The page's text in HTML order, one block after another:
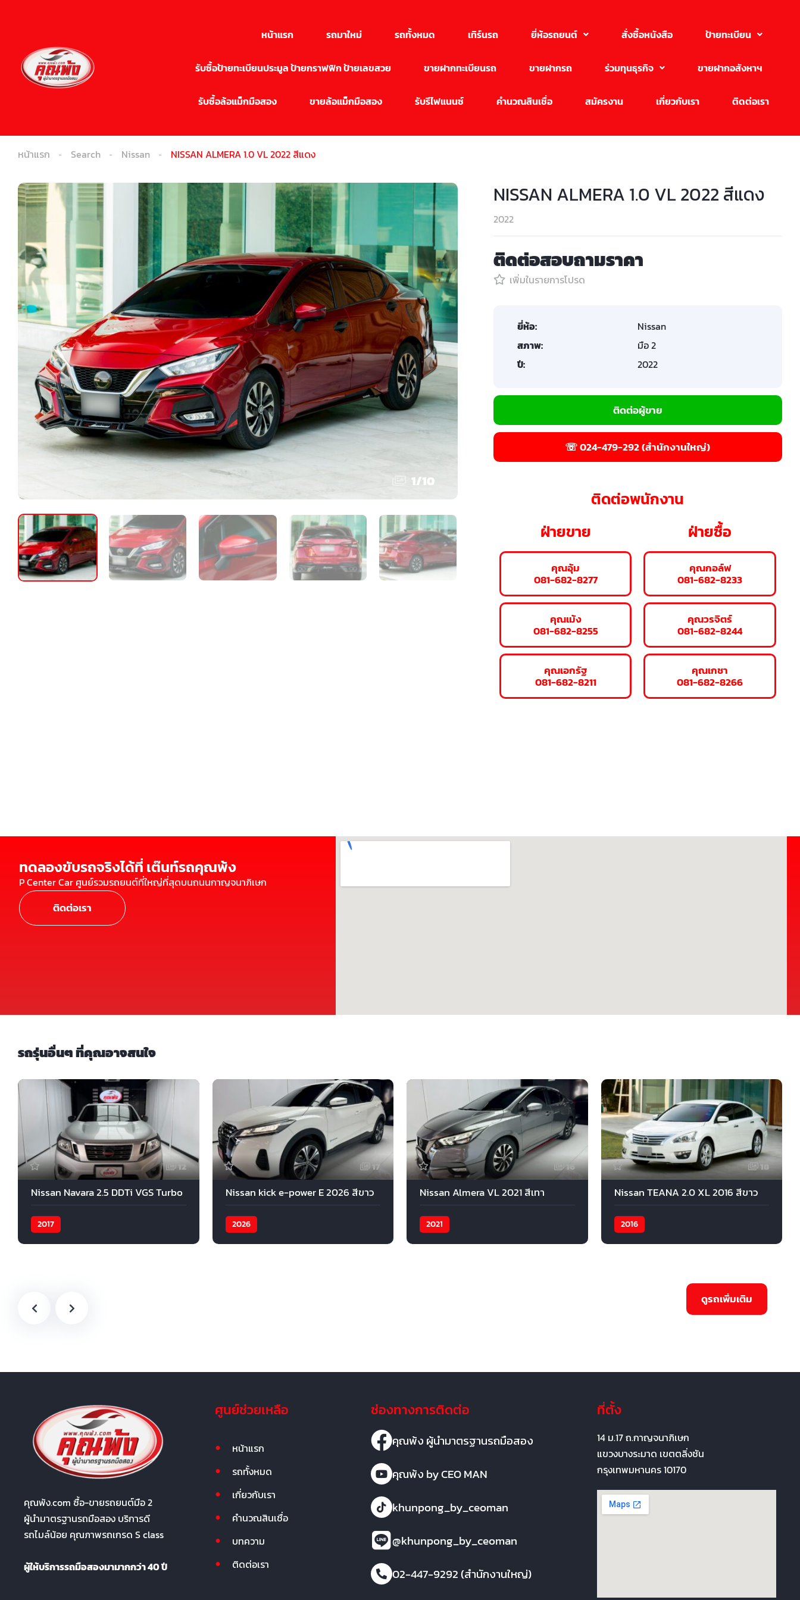
หน้าแรก รถมาใหม่ รถทั้งหมด เทิร์นรถ ยี่ห้อรถยนต์ สั่งซื้อหนังสือ ป้ายทะเบียน
รับซื้อป้ายทะเบียนประมูล ป้ายกราฟฟิก ป้ายเลขสวย ขายฝากทะเบียนรถ ขายฝากรถ ร่วมทุนธุรกิจ ขายฝากอสังหาฯ
รับซื้อล้อแม็กมือสอง ขายล้อแม็กมือสอง รับรีไฟแนนซ์ คำนวณสินเชื่อ สมัครงาน เกี่ยวกับเรา ติดต่อเรา
หน้าแรก Search Nissan NISSAN ALMERA 1.0 VL 2022 สีแดง
1/10
NISSAN ALMERA 1.0 VL 2022 สีแดง
2022
ติดต่อสอบถามราคา
เพิ่มในรายการโปรด
ยี่ห้อ:
Nissan
สภาพ:
มือ 2
ปี:
2022
ติดต่อผู้ขาย
☏ 024-479-292 (สำนักงานใหญ่)
ติดต่อพนักงาน
ฝ่ายขาย
คุณอุ้ม
081-682-8277
คุณเม้ง
081-682-8255
คุณเอกรัฐ
081-682-8211
ฝ่ายซื้อ
คุณกอล์ฟ
081-682-8233
คุณวรจิตร์
081-682-8244
คุณเกชา
081-682-8266
ทดลองขับรถจริงได้ที่ เต๊นท์รถคุณพ้ง
P Center Car ศูนย์รวมรถยนต์ที่ใหญ่ที่สุดบนถนนกาญจนาภิเษก
ติดต่อเรา
รถรุ่นอื่นๆ ที่คุณอาจสนใจ
12
Nissan Navara 2.5 DDTi VGS Turbo
2017
17
Nissan kick e-power E 2026 สีขาว
2026
16
Nissan Almera VL 2021 สีเทา
2021
18
Nissan TEANA 2.0 XL 2016 สีขาว
2016
คุณพ้ง.com ซื้อ-ขายรถยนต์มือ 2
ผู้นำมาตรฐานรถมือสอง บริการดี
รถไมล์น้อย คุณภาพรถเกรด S class
ผู้ให้บริการรถมือสองมามากกว่า 40 ปี
ศูนย์ช่วยเหลือ
หน้าแรก
รถทั้งหมด
เกี่ยวกับเรา
คำนวณสินเชื่อ
บทความ
ติดต่อเรา
ช่องทางการติดต่อ
คุณพ้ง ผู้นำมาตรฐานรถมือสอง
คุณพ้ง by CEO MAN
khunpong_by_ceoman
@khunpong_by_ceoman
02-447-9292 (สำนักงานใหญ่)
ที่ตั้ง
14 ม.17 ถ.กาญจนาภิเษก
แขวงบางระมาด เขตตลิ่งชัน
กรุงเทพมหานคร 10170